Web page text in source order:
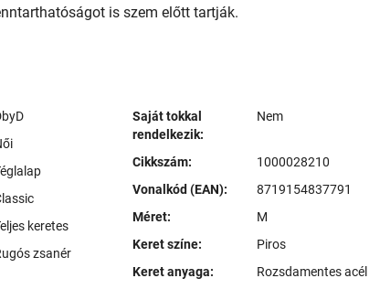
is szem előtt tartják.
keretes
zsanér
Saját tokkal
rendelkezik:
Nem
Cikkszám:
1000028210
Vonalkód (EAN):
8719154837791
Méret:
M
Keret színe:
Piros
Keret anyaga:
Rozsdamentes acél